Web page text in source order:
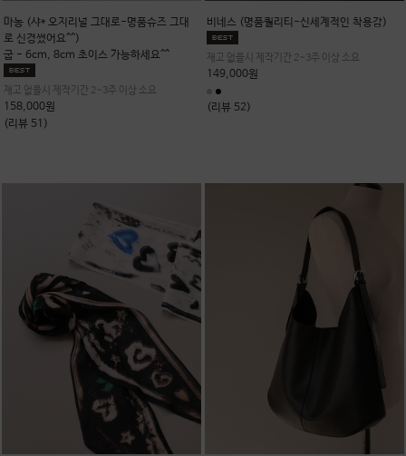
마농 (샤* 오지리널 그대로-명품슈즈 그대
로 신경썼어요^^)
굽 - 6cm, 8cm 초이스 가능하세요^^
재고 없을시 제작기간 2~3주 이상 소요
158,000원
(리뷰 51)
비네스 (명품퀄리티-신세계적인 착용감)
재고 없을시 제작기간 2~3주 이상 소요
149,000원
(리뷰 52)